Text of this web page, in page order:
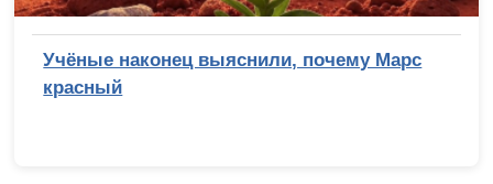
Учёные наконец выяснили, почему Марс
красный